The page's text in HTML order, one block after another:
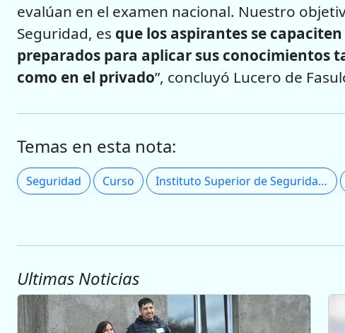
evalúan en el examen nacional. Nuestro
Seguridad, es que los aspirantes se
preparados para aplicar sus conocimientos
como en el privado”, concluyó Lucero de
Temas en esta nota:
Seguridad Curso Instituto Superior de Seguridad Pública
Ultimas Noticias